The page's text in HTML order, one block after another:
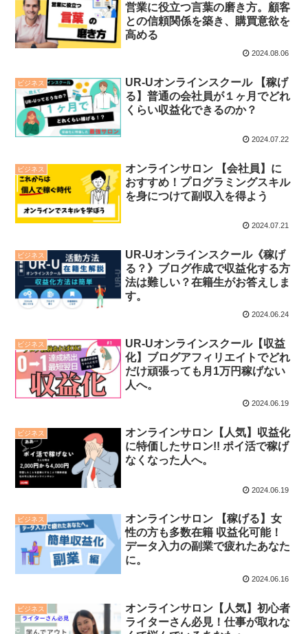
営業に役立つ言葉の磨き方。顧客
との信頼関係を築き、購買意欲を
高める
2024.08.06
ビジネス
UR-Uオンラインスクール 【稼げ
る】普通の会社員が１ヶ月でどれ
くらい収益化できるのか？
2024.07.22
ビジネス
オンラインサロン 【会社員】に
おすすめ！プログラミングスキル
を身につけて副収入を得よう
2024.07.21
ビジネス
UR-Uオンラインスクール《稼げ
る？》ブログ作成で収益化する方
法は難しい？在籍生がお答えしま
す。
2024.06.24
ビジネス
UR-Uオンラインスクール【収益
化】ブログアフィリエイトでどれ
だけ頑張っても月1万円稼げない
人へ。
2024.06.19
ビジネス
オンラインサロン【人気】収益化
に特価したサロン!! ポイ活で稼げ
なくなった人へ。
2024.06.19
ビジネス
オンラインサロン 【稼げる】女
性の方も多数在籍 収益化可能！
データ入力の副業で疲れたあなた
に。
2024.06.16
ビジネス
オンラインサロン【人気】初心者
ライターさん必見！仕事が取れな